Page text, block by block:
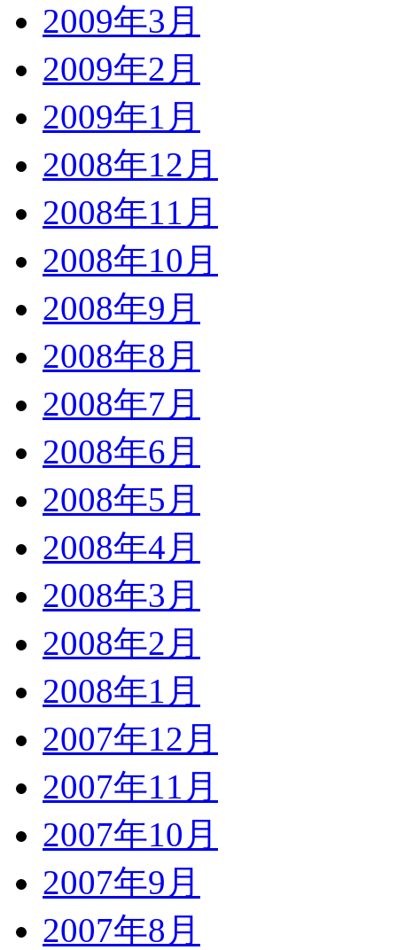
2009年3月
2009年2月
2009年1月
2008年12月
2008年11月
2008年10月
2008年9月
2008年8月
2008年7月
2008年6月
2008年5月
2008年4月
2008年3月
2008年2月
2008年1月
2007年12月
2007年11月
2007年10月
2007年9月
2007年8月